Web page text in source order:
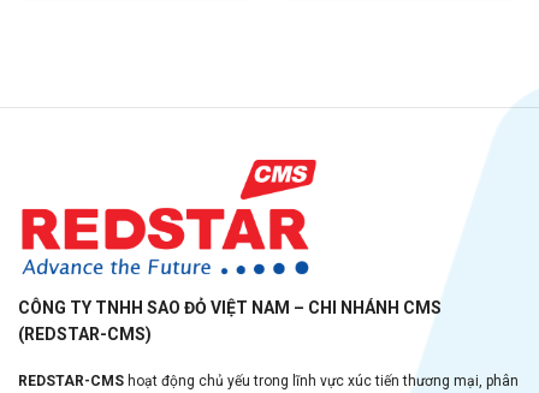
CÔNG TY TNHH SAO ĐỎ VIỆT NAM – CHI NHÁNH CMS
(REDSTAR-CMS)
REDSTAR-CMS hoạt động chủ yếu trong lĩnh vực xúc tiến thương mại, phân